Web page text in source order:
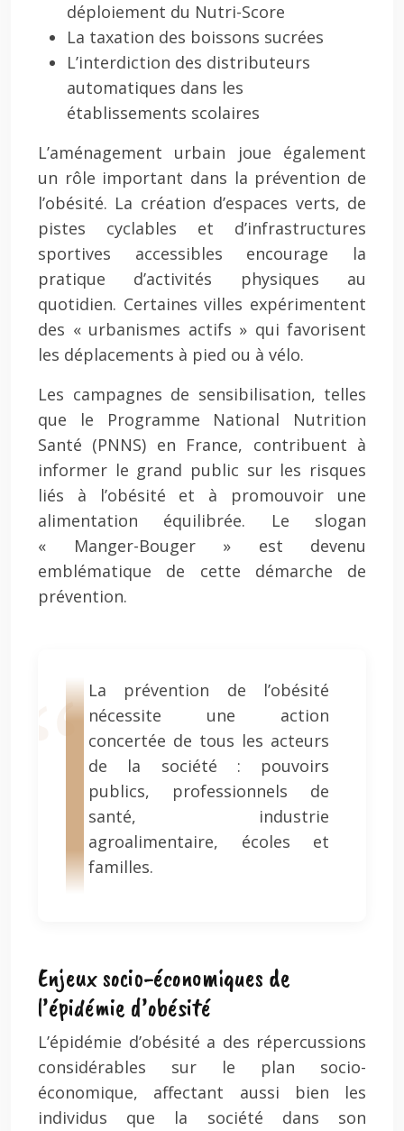
déploiement du Nutri-Score
La taxation des boissons sucrées
L’interdiction des distributeurs
automatiques dans les
établissements scolaires
L’aménagement urbain joue également
un rôle important dans la prévention de
l’obésité. La création d’espaces verts, de
pistes cyclables et d’infrastructures
sportives accessibles encourage la
pratique d’activités physiques au
quotidien. Certaines villes expérimentent
des « urbanismes actifs » qui favorisent
les déplacements à pied ou à vélo.
Les campagnes de sensibilisation, telles
que le Programme National Nutrition
Santé (PNNS) en France, contribuent à
informer le grand public sur les risques
liés à l’obésité et à promouvoir une
alimentation équilibrée. Le slogan
« Manger-Bouger » est devenu
emblématique de cette démarche de
prévention.
La prévention de l’obésité
nécessite une action
concertée de tous les acteurs
de la société : pouvoirs
publics, professionnels de
santé, industrie
agroalimentaire, écoles et
familles.
Enjeux socio-économiques de
l’épidémie d’obésité
L’épidémie d’obésité a des répercussions
considérables sur le plan socio-
économique, affectant aussi bien les
individus que la société dans son